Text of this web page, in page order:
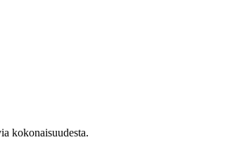
kokonaisuudesta.